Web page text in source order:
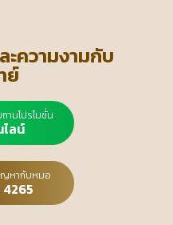
ะความงามกับ
ย์
มโปรโมชั่น
ลน์
ญหากับหมอ